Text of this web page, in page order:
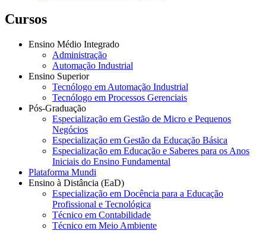
Cursos
Ensino Médio Integrado
Administração
Automação Industrial
Ensino Superior
Tecnólogo em Automação Industrial
Tecnólogo em Processos Gerenciais
Pós-Graduação
Especialização em Gestão de Micro e Pequenos
Negócios
Especialização em Gestão da Educação Básica
Especialização em Educação e Saberes para os Anos
Iniciais do Ensino Fundamental
Plataforma Mundi
Ensino à Distância (EaD)
Especialização em Docência para a Educação
Profissional e Tecnológica
Técnico em Contabilidade
Técnico em Meio Ambiente